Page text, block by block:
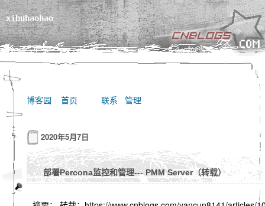
xibuhaohao
博客园 首页 联系 管理
2020年5月7日
部署Percona监控和管理--- PMM Server（转载）